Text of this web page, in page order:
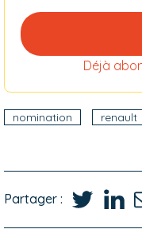
Déjà
nomination renault
Partager :